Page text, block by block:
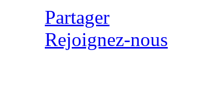
Partager
Rejoignez-nous